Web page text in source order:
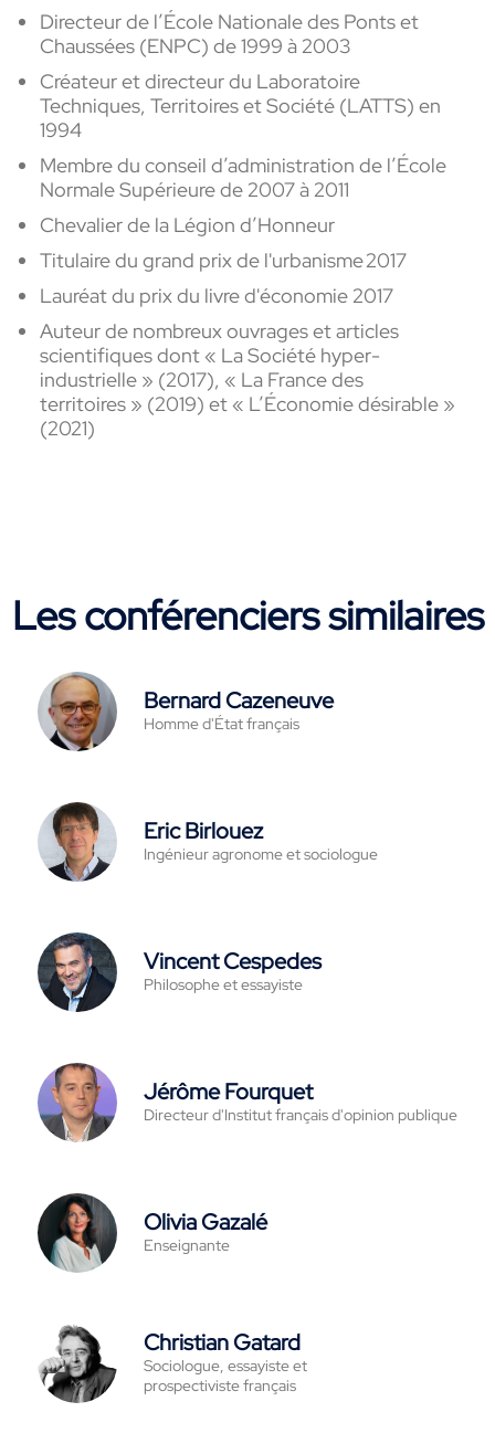
Directeur de l’École Nationale des Ponts et
Chaussées (ENPC) de 1999 à 2003
Créateur et directeur du Laboratoire
Techniques, Territoires et Société (LATTS) en
1994
Membre du conseil d’administration de l’École
Normale Supérieure de 2007 à 2011
Chevalier de la Légion d’Honneur
Titulaire du grand prix de l'urbanisme 2017
Lauréat du prix du livre d'économie 2017
Auteur de nombreux ouvrages et articles
scientifiques dont « La Société hyper-
industrielle » (2017), « La France des
territoires » (2019) et « L’Économie désirable »
(2021)
Les conférenciers similaires
Bernard Cazeneuve
Homme d'État français
Eric Birlouez
Ingénieur agronome et sociologue
Vincent Cespedes
Philosophe et essayiste
Jérôme Fourquet
Directeur d'Institut français d'opinion publique
Olivia Gazalé
Enseignante
Christian Gatard
Sociologue, essayiste et
prospectiviste français